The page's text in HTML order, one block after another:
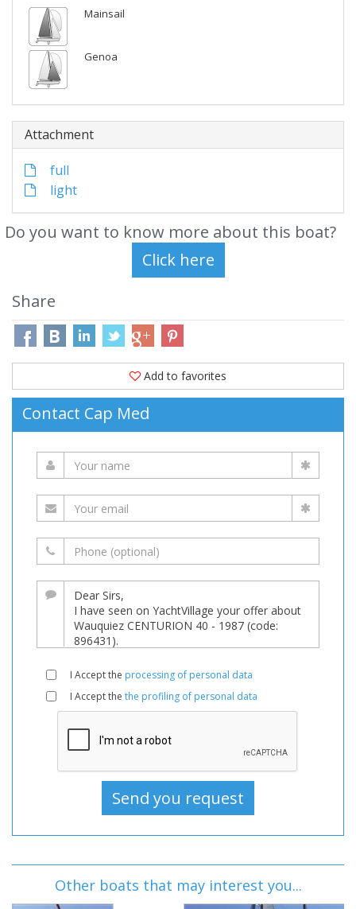
Mainsail
Genoa
Attachment
full
light
Do you want to know more about this boat?
Share
Add to favorites
Contact Cap Med
I Accept the processing of personal data
I Accept the the profiling of personal data
Other boats that may interest you...